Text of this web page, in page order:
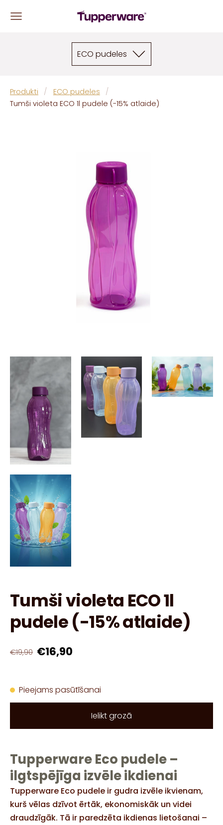
ECO pudeles
Produkti
ECO pudeles
Tumši violeta ECO 1l pudele (-15% atlaide)
Tumši violeta ECO 1l
pudele (-15% atlaide)
€19,90 €16,90
Pieejams pasūtīšanai
Ielikt grozā
Tupperware Eco pudele –
ilgtspējīga izvēle ikdienai
Tupperware Eco pudele ir gudra izvēle ikvienam,
kurš vēlas dzīvot ērtāk, ekonomiskāk un videi
draudzīgāk. Tā ir paredzēta ikdienas lietošanai –